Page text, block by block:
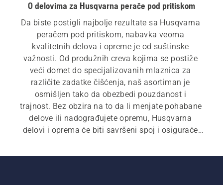
O delovima za Husqvarna perače pod pritiskom
Da biste postigli najbolje rezultate sa Husqvarna
peračem pod pritiskom, nabavka veoma
kvalitetnih delova i opreme je od suštinske
važnosti. Od produžnih creva kojima se postiže
veći domet do specijalizovanih mlaznica za
različite zadatke čišćenja, naš asortiman je
osmišljen tako da obezbedi pouzdanost i
trajnost. Bez obzira na to da li menjate pohabane
delove ili nadograđujete opremu, Husqvarna
delovi i oprema će biti savršeni spoj i osiguraće